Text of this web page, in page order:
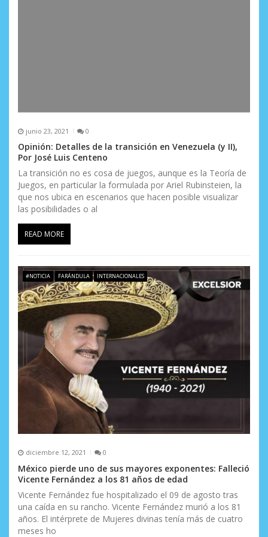
junio 23, 2021 0
Opinión: Detalles de la transición en Venezuela (y II),
Por José Luis Centeno
La transición no es cosa de juegos, aunque es la Teoría de
Juegos, en particular la formulada por Ariel Rubinsteien, la
que nos ubica en escenarios que hacen posible visualizar
las posibilidades o al
READ MORE
#NOTICIA FARÁNDULA INTERNACIONALES
diciembre 12, 2021 0
México pierde uno de sus mayores exponentes: Falleció
Vicente Fernández a los 81 años de edad
Vicente Fernández fue hospitalizado el 09 de agosto tras
una caída en su rancho. Vicente Fernández murió a los 81
años. El intérprete de Mujeres divinas tenía más de cuatro
meses ho